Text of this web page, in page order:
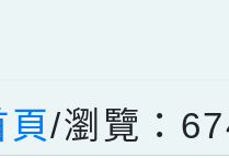
頁/瀏覽：